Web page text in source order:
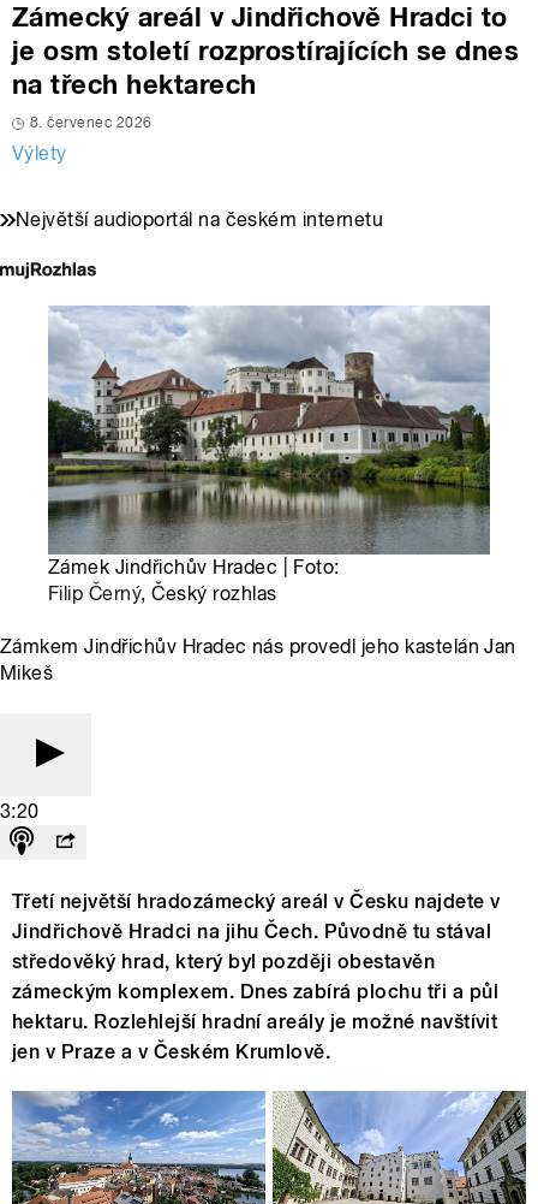
Zámecký areál v Jindřichově Hradci to
je osm století rozprostírajících se dnes
na třech hektarech
8. červenec 2026
Výlety
Největší audioportál na českém internetu
Zámek Jindřichův Hradec | Foto:
Filip Černý, Český rozhlas
Zámkem Jindřichův Hradec nás provedl jeho kastelán Jan
Mikeš
3:20
Třetí největší hradozámecký areál v Česku najdete v
Jindřichově Hradci na jihu Čech. Původně tu stával
středověký hrad, který byl později obestavěn
zámeckým komplexem. Dnes zabírá plochu tři a půl
hektaru. Rozlehlejší hradní areály je možné navštívit
jen v Praze a v Českém Krumlově.